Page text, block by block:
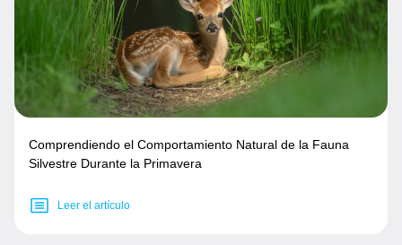
Comprendiendo el Comportamiento Natural de la Fauna
Silvestre Durante la Primavera
Leer el artículo